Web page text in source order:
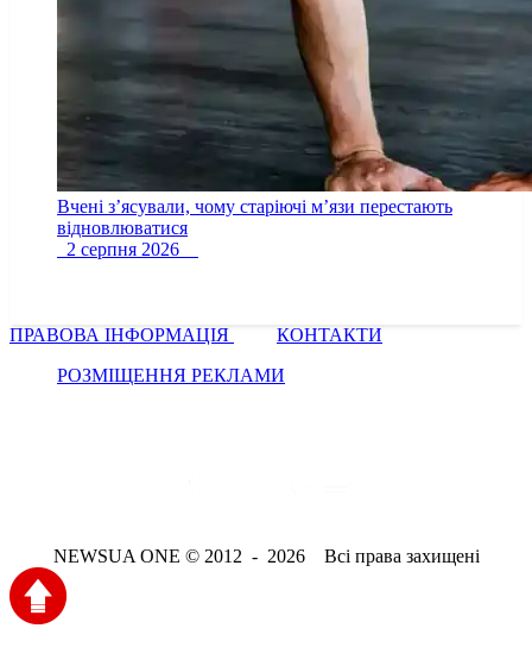
Вчені з’ясували, чому старіючі м’язи перестають
відновлюватися
2 серпня 2026
ПРАВОВА ІНФОРМАЦІЯ
КОНТАКТИ
РОЗМІЩЕННЯ РЕКЛАМИ
NEWSUA ONE © 2012 - 2026 Всі права захищені